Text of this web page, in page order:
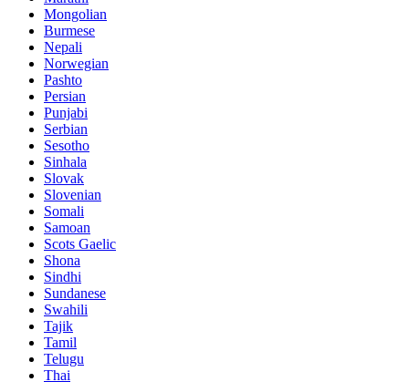
Mongolian
Burmese
Nepali
Norwegian
Pashto
Persian
Punjabi
Serbian
Sesotho
Sinhala
Slovak
Slovenian
Somali
Samoan
Scots Gaelic
Shona
Sindhi
Sundanese
Swahili
Tajik
Tamil
Telugu
Thai